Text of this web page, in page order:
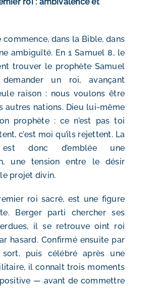
commence, dans la Bible, dans
ambiguïté. En 1 Samuel 8, le
trouver le prophète Samuel
un roi, avançant
raison : nous voulons être
autres nations. Dieu lui-même
prophète : ce n’est pas toi
c’est moi qu’ils rejettent. La
donc d’emblée une
une tension entre le désir
projet divin.
roi sacré, est une figure
Berger parti chercher ses
il se retrouve oint roi
hasard. Confirmé ensuite par
puis célébré après une
il connaît trois moments
positive — avant de commettre